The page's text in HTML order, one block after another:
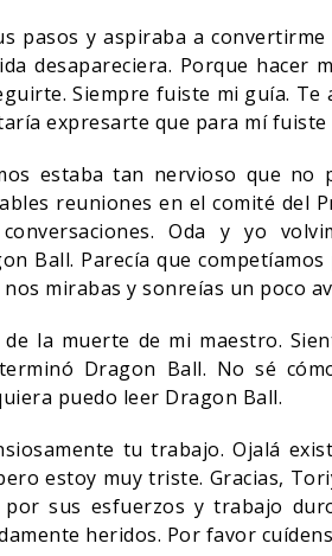
pasos y aspiraba a
desapareciera. Porque hacer
Siempre fuiste mi guía. Te
expresarte que para mí fuiste
estaba tan nervioso que no
reuniones en el comité del
Oda y yo
Ball. Parecía que
mirabas y sonreías un poco
la muerte de mi maestro.
Dragon Ball. No sé
puedo leer Dragon Ball.
tu trabajo. Ojalá
estoy muy triste. Gracias,
por sus esfuerzos y trabajo
heridos. Por favor